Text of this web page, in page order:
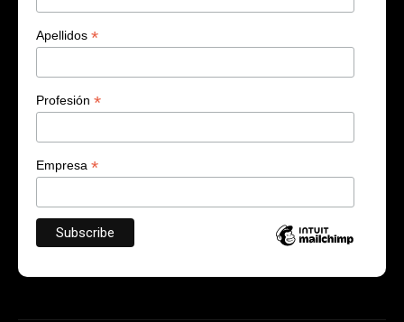
Apellidos *
Profesión *
Empresa *